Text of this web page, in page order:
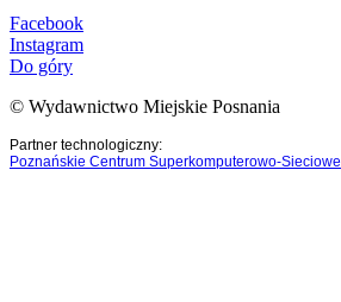
Facebook
Instagram
Do góry
© Wydawnictwo Miejskie Posnania
Partner technologiczny:
Poznańskie Centrum Superkomputerowo-Sieciowe